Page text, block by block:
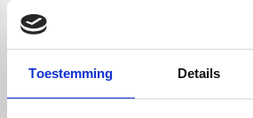
Toestemming Details
Wenst u hulp bij het bewerken? Onze
Neem contact op met ons zodat wij u
Maatwerk mogelijk bij Vos